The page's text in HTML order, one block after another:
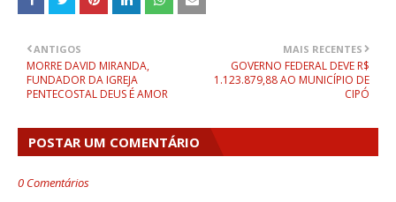
MAIS RECENTES
GOVERNO FEDERAL DEVE R$
1.123.879,88 AO MUNICÍPIO DE
CIPÓ
ANTIGOS
MORRE DAVID MIRANDA,
FUNDADOR DA IGREJA
PENTECOSTAL DEUS É AMOR
POSTAR UM COMENTÁRIO
0 Comentários